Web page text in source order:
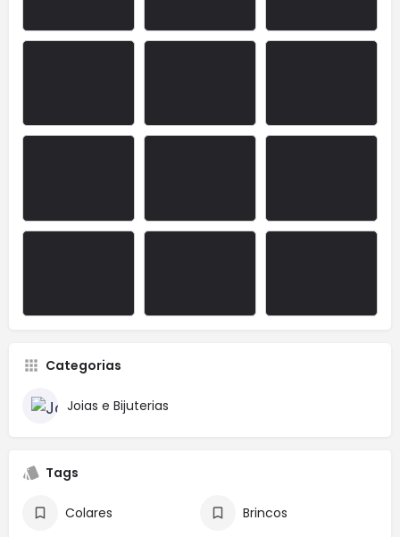
Categorias
Joias e Bijuterias
Tags
Colares Brincos